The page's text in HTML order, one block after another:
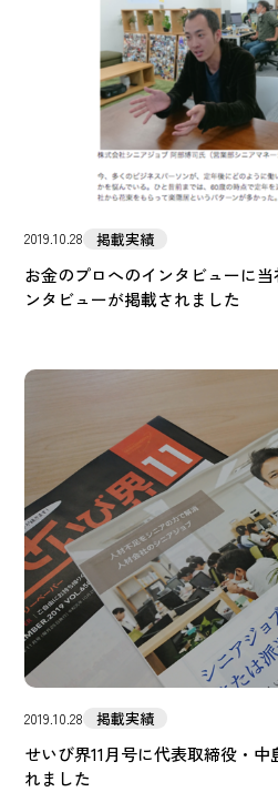
2019.10.28 掲載実績
お金のプロへのインタビューに
ンタビューが掲載されました
2019.10.28 掲載実績
せいび界11月号に代表取締役・
れました